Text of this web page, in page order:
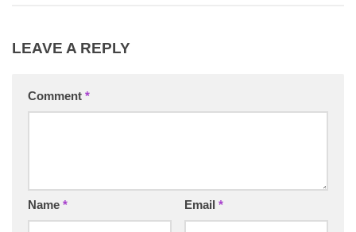
LEAVE A REPLY
Comment *
Name * Email *